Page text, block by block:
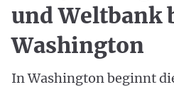
und Weltbank
Washington
In Washington beginnt